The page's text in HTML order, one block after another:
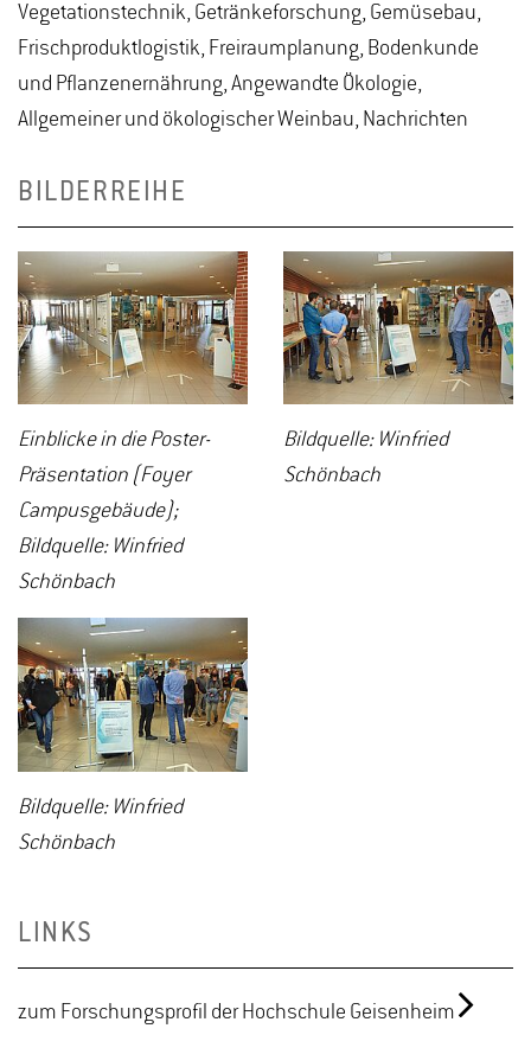
Vegetationstechnik, Getränkeforschung, Gemüsebau,
Frischproduktlogistik, Freiraumplanung, Bodenkunde
und Pflanzenernährung, Angewandte Ökologie,
Allgemeiner und ökologischer Weinbau, Nachrichten
BILDERREIHE
Einblicke in die Poster-
Präsentation (Foyer
Campusgebäude);
Bildquelle: Winfried
Schönbach
Bildquelle: Winfried
Schönbach
Bildquelle: Winfried
Schönbach
LINKS
zum Forschungsprofil der Hochschule Geisenheim